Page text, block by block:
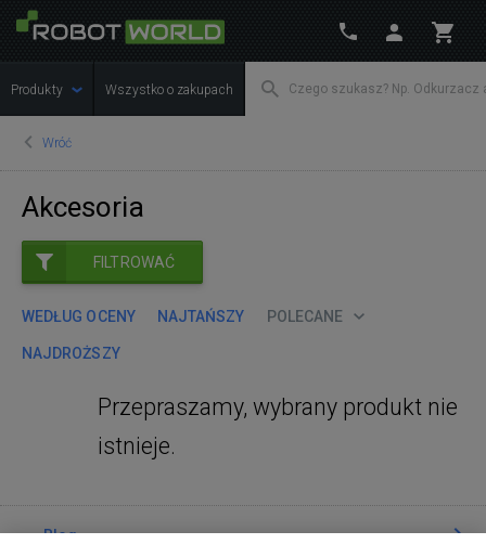
Produkty Wszystko o zakupach
Wróć
Akcesoria
FILTROWAĆ
WEDŁUG OCENY NAJTAŃSZY POLECANE
NAJDROŻSZY
Przepraszamy, wybrany produkt nie
istnieje.
Blog